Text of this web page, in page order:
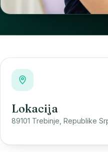
Lokacija
89101 Trebinje, Republike